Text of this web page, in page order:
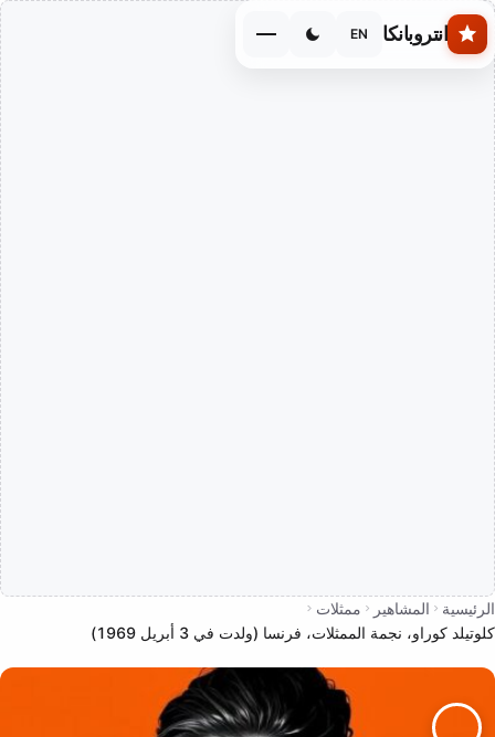
Skip to main content
انتروبانكا EN
الرئيسية المشاهير
ممثلات
كلوتيلد كوراو، نجمة الممثلات، فرنسا (ولدت في 3 أبريل 1969)